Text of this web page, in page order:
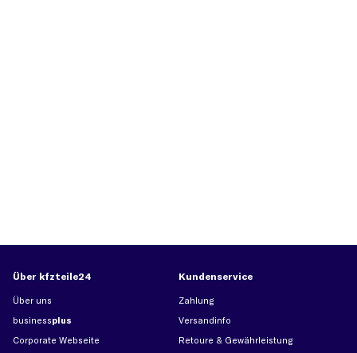
Über kfzteile24
Über uns
businessplus
Corporate Webseite
Kundenservice
Zahlung
Versandinfo
Retoure & Gewährleistung